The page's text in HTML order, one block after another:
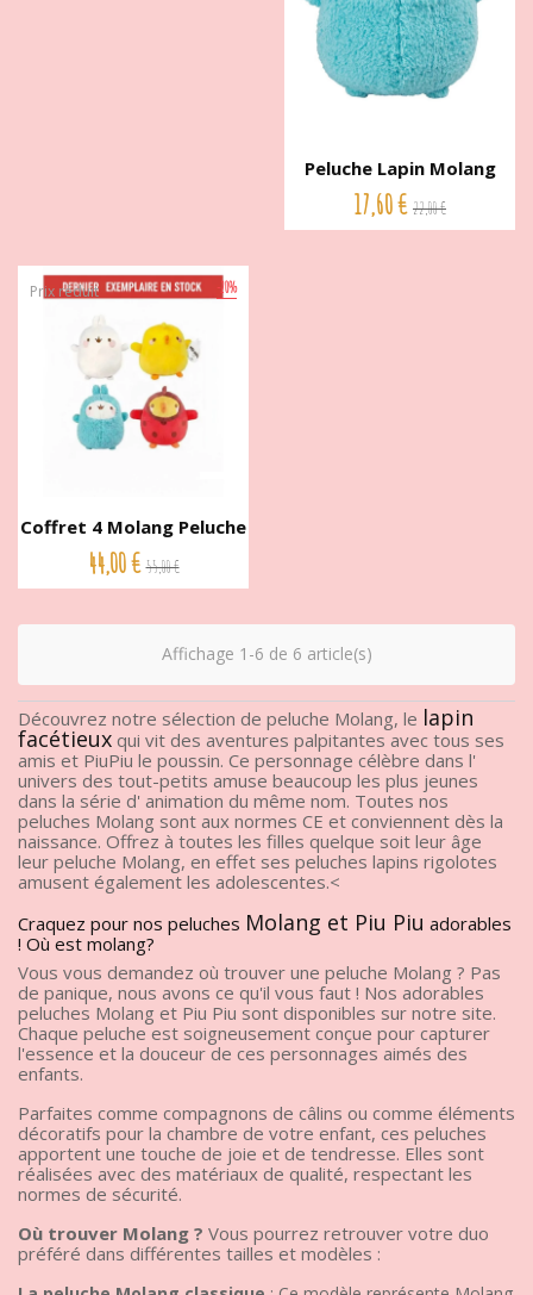
Peluche Lapin Molang
Fluffy...
17,60 € 22,00 €
-20%
Prix réduit
Coffret 4 Molang Peluche
et...
44,00 € 55,00 €
Affichage 1-6 de 6 article(s)
Découvrez notre sélection de peluche Molang, le lapin
facétieux qui vit des aventures palpitantes avec tous ses
amis et PiuPiu le poussin. Ce personnage célèbre dans l'
univers des tout-petits amuse beaucoup les plus jeunes
dans la série d' animation du même nom. Toutes nos
peluches Molang sont aux normes CE et conviennent dès la
naissance. Offrez à toutes les filles quelque soit leur âge
leur peluche Molang, en effet ses peluches lapins rigolotes
amusent également les adolescentes.<
Craquez pour nos peluches Molang et Piu Piu adorables
! Où est molang?
Vous vous demandez où trouver une peluche Molang ? Pas
de panique, nous avons ce qu'il vous faut ! Nos adorables
peluches Molang et Piu Piu sont disponibles sur notre site.
Chaque peluche est soigneusement conçue pour capturer
l'essence et la douceur de ces personnages aimés des
enfants.
Parfaites comme compagnons de câlins ou comme éléments
décoratifs pour la chambre de votre enfant, ces peluches
apportent une touche de joie et de tendresse. Elles sont
réalisées avec des matériaux de qualité, respectant les
normes de sécurité.
Où trouver Molang ? Vous pourrez retrouver votre duo
préféré dans différentes tailles et modèles :